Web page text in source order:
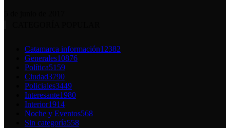
Catamarca información12382
Generales10876
Política5159
Ciudad3790
Policiales3449
Interesante1980
Interior1914
Noche y Eventos568
Sin categoría558